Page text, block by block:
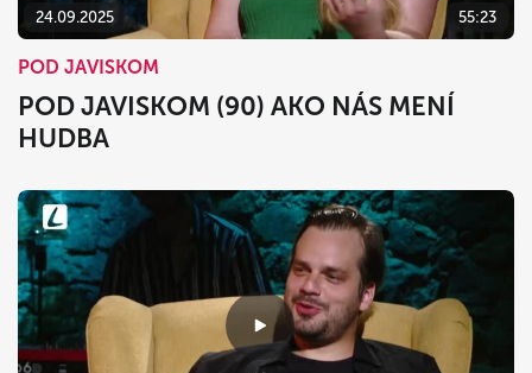
24.09.2025 55:23
POD JAVISKOM
POD JAVISKOM (90) AKO NÁS MENÍ
HUDBA